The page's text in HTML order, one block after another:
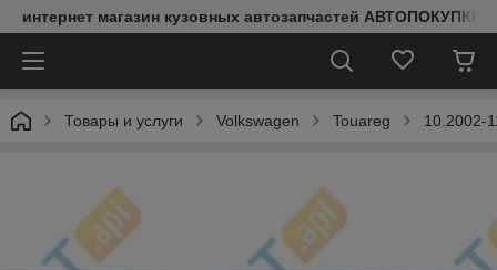
интернет магазин кузовных автозапчастей АВТОПОКУПКИ
Товары и услуги Volkswagen Touareg 10.2002-